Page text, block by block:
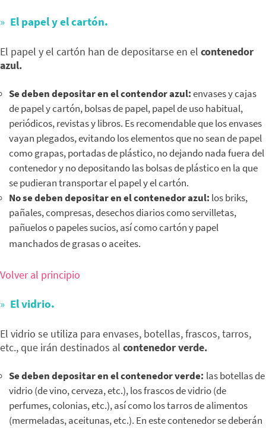
El papel y el cartón.
El papel y el cartón han de depositarse en el contenedor
azul.
Se deben depositar en el contendor azul:envases y cajas
de papel y cartón, bolsas de papel, papel de uso habitual,
periódicos, revistas y libros. Es recomendable que los envases
vayan plegados, evitando los elementos que no sean de papel
como grapas, portadas de plástico, no dejando nada fuera del
contenedor y no depositando las bolsas de plástico en la que
se pudieran transportar el papel y el cartón.
No se deben depositar en el contenedor azul: los briks,
pañales, compresas, desechos diarios como servilletas,
pañuelos o papeles sucios, así como cartón y papel
manchados de grasas o aceites.
Volver al principio
El vidrio.
El vidrio se utiliza para envases, botellas, frascos, tarros,
etc., que irán destinados al contenedor verde.
Se deben depositar en el contenedor verde: las botellas de
vidrio (de vino, cerveza, etc.), los frascos de vidrio (de
perfumes, colonias, etc.), así como los tarros de alimentos
(mermeladas, aceitunas, etc.). En este contenedor se deberán